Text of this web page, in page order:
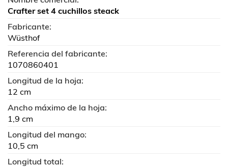
Crafter set 4 cuchillos steack
Fabricante:
Wüsthof
Referencia del fabricante:
1070860401
Longitud de la hoja:
12 cm
Ancho máximo de la hoja:
1,9 cm
Longitud del mango:
10,5 cm
Longitud total: